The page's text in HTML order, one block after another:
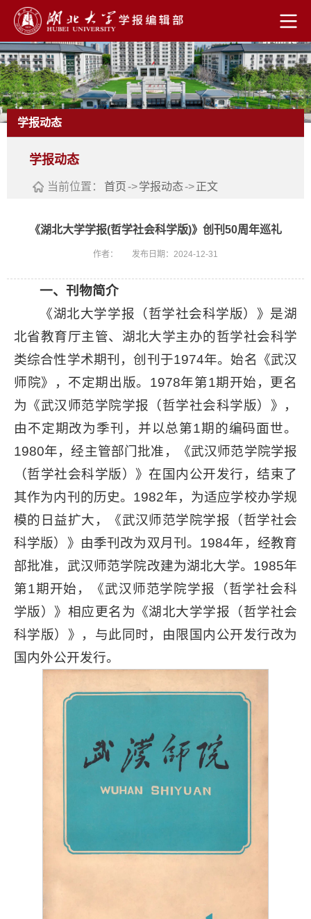
学报动态
学报动态
当前位置： 首页 ->学报动态->正文
《湖北大学学报(哲学社会科学版)》创刊50周年巡礼
作者： 发布日期：2024-12-31
一、刊物简介
《湖北大学学报（哲学社会科学版）》是湖
北省教育厅主管、湖北大学主办的哲学社会科学
类综合性学术期刊，创刊于1974年。始名《武汉
师院》，不定期出版。1978年第1期开始，更名
为《武汉师范学院学报（哲学社会科学版）》，
由不定期改为季刊，并以总第1期的编码面世。
1980年，经主管部门批准，《武汉师范学院学报
（哲学社会科学版）》在国内公开发行，结束了
其作为内刊的历史。1982年，为适应学校办学规
模的日益扩大，《武汉师范学院学报（哲学社会
科学版）》由季刊改为双月刊。1984年，经教育
部批准，武汉师范学院改建为湖北大学。1985年
第1期开始，《武汉师范学院学报（哲学社会科
学版）》相应更名为《湖北大学学报（哲学社会
科学版）》，与此同时，由限国内公开发行改为
国内外公开发行。